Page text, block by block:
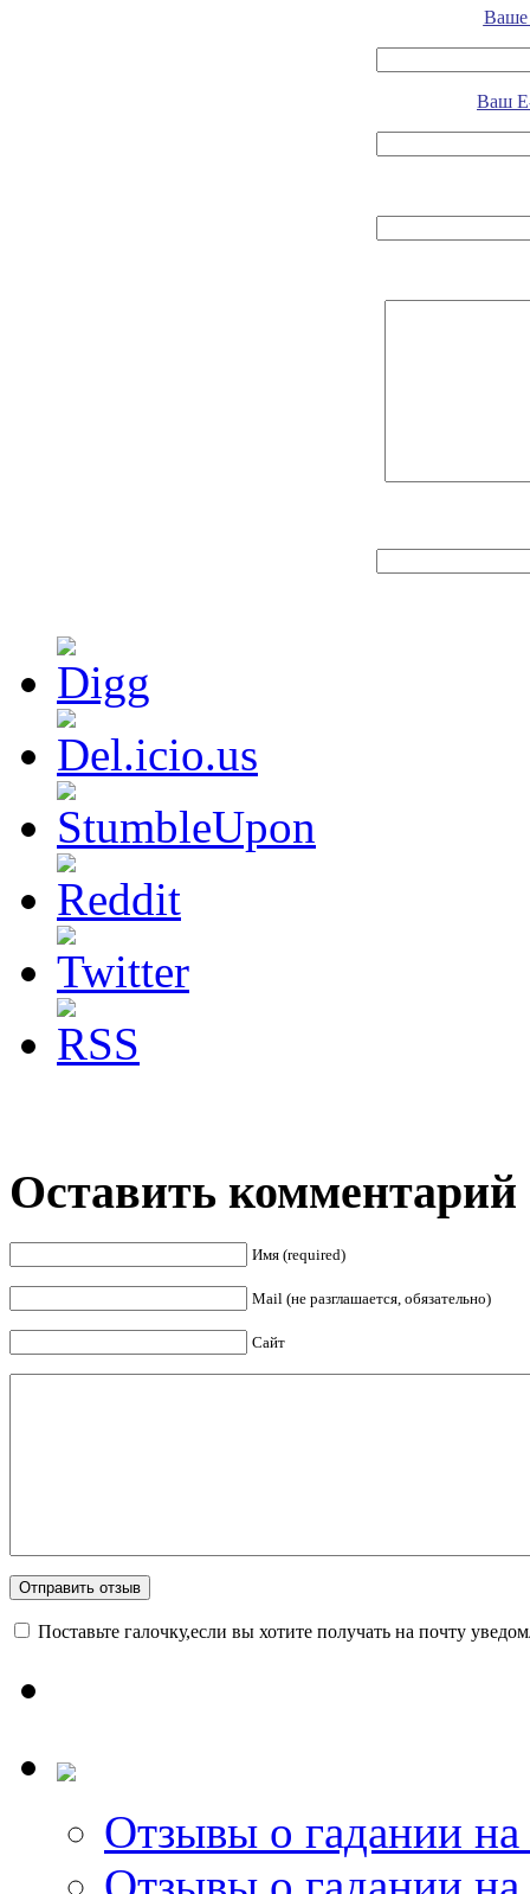
Ваше
Ваш
Оставить комментарий
Имя (required)
Mail (не разглашается, обязательно)
Сайт
Поставьте галочку,если вы хотите получать на почту
Отзывы о гадании на